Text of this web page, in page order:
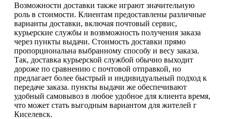
Возможности доставки также играют значительную
роль в стоимости. Клиентам предоставлены различные
варианты доставки, включая почтовый сервис,
курьерские службы и возвможность получения заказа
через пункты выдачи. Стоимость доставки прямо
пропорциональна выбранному способу и весу заказа.
Так, доставка курьерской службой обычно выходит
дороже по сравнению с почтовой отправкой, но
предлагает более быстрый и индивидуальный подход к
передаче заказа. пункты выдачи же обеспечивают
удобный самовывоз в любое удобное для клиента время,
что может стать выгодным вариантом для жителей г
Киселевск.